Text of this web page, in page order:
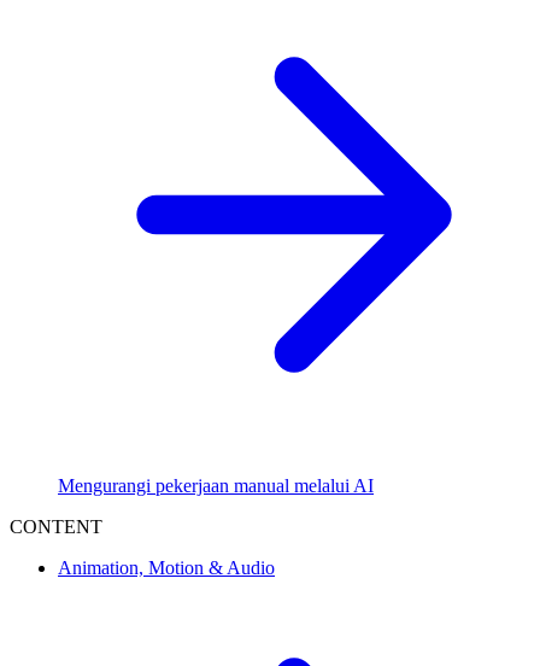
Mengurangi pekerjaan manual melalui AI
CONTENT
Animation, Motion & Audio